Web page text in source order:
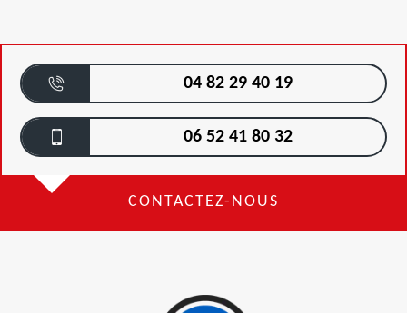
04 82 29 40 19
06 52 41 80 32
CONTACTEZ-NOUS